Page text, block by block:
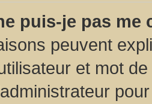
puis-je pas me
peuvent
et mot